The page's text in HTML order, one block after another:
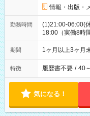
情報・出版・
勤務時間
(1)21:00-06:00(
18:00（実働8時
期間 1ヶ月以上3ヶ月
特徴 履歴書不要 / 40
気になる！